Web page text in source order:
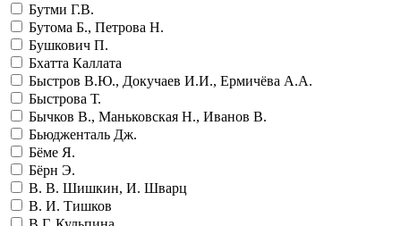
Бутми Г.В.
Бутома Б., Петрова Н.
Бушкович П.
Бхатта Каллата
Быстров В.Ю., Докучаев И.И., Ермичёва А.А.
Быстрова Т.
Бычков В., Маньковская Н., Иванов В.
Бьюдженталь Дж.
Бёме Я.
Бёрн Э.
В. В. Шишкин, И. Шварц
В. И. Тишков